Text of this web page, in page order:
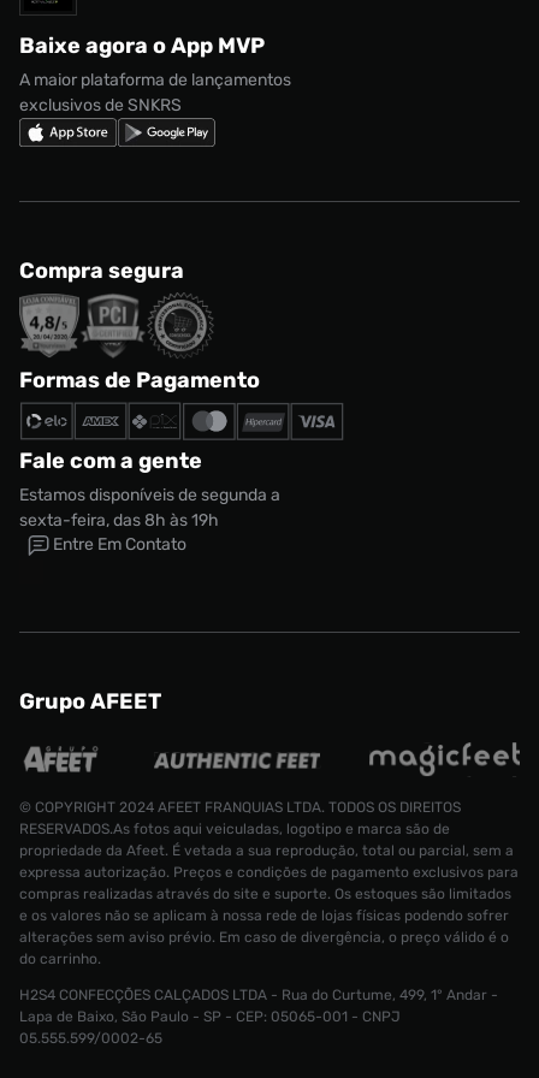
Tênis Air Jordan 4 Retro Feminino
Nike Shox
Regulamento CRM/ CASHBACK
Regulamento Cupom
Baixe agora o App MVP
A maior plataforma de lançamentos
exclusivos de SNKRS
Compra segura
Formas de Pagamento
Fale com a gente
Estamos disponíveis de segunda a
sexta-feira, das 8h às 19h
Entre Em Contato
Grupo AFEET
© COPYRIGHT 2024 AFEET FRANQUIAS LTDA. TODOS OS DIREITOS
RESERVADOS.As fotos aqui veiculadas, logotipo e marca são de
propriedade da Afeet. É vetada a sua reprodução, total ou parcial, sem a
expressa autorização. Preços e condições de pagamento exclusivos para
compras realizadas através do site e suporte. Os estoques são limitados
e os valores não se aplicam à nossa rede de lojas físicas podendo sofrer
alterações sem aviso prévio. Em caso de divergência, o preço válido é o
do carrinho.
H2S4 CONFECÇÕES CALÇADOS LTDA - Rua do Curtume, 499, 1° Andar -
Lapa de Baixo, São Paulo - SP - CEP: 05065-001 - CNPJ
05.555.599/0002-65